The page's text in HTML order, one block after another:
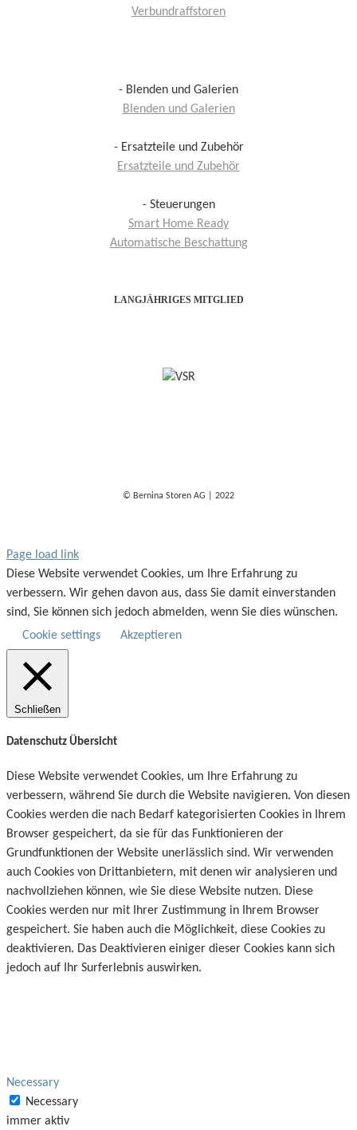
Verbundraffstoren
- Blenden und Galerien
Blenden und Galerien
- Ersatzteile und Zubehör
Ersatzteile und Zubehör
- Steuerungen
Smart Home Ready
Automatische Beschattung
LANGJÄHRIGES MITGLIED
© Bernina Storen AG | 2022
Page load link
Diese Website verwendet Cookies, um Ihre Erfahrung zu
verbessern. Wir gehen davon aus, dass Sie damit einverstanden
sind, Sie können sich jedoch abmelden, wenn Sie dies wünschen.
Cookie settings
Akzeptieren
Schließen
Datenschutz Übersicht
Diese Website verwendet Cookies, um Ihre Erfahrung zu
verbessern, während Sie durch die Website navigieren. Von diesen
Cookies werden die nach Bedarf kategorisierten Cookies in Ihrem
Browser gespeichert, da sie für das Funktionieren der
Grundfunktionen der Website unerlässlich sind. Wir verwenden
auch Cookies von Drittanbietern, mit denen wir analysieren und
nachvollziehen können, wie Sie diese Website nutzen. Diese
Cookies werden nur mit Ihrer Zustimmung in Ihrem Browser
gespeichert. Sie haben auch die Möglichkeit, diese Cookies zu
deaktivieren. Das Deaktivieren einiger dieser Cookies kann sich
jedoch auf Ihr Surferlebnis auswirken.
Necessary
Necessary
immer aktiv